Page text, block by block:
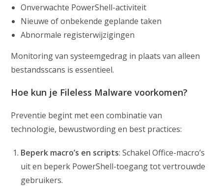
Onverwachte PowerShell-activiteit
Nieuwe of onbekende geplande taken
Abnormale registerwijzigingen
Monitoring van systeemgedrag in plaats van alleen
bestandsscans is essentieel.
Hoe kun je Fileless Malware voorkomen?
Preventie begint met een combinatie van
technologie, bewustwording en best practices:
Beperk macro’s en scripts: Schakel Office-macro’s
uit en beperk PowerShell-toegang tot vertrouwde
gebruikers.